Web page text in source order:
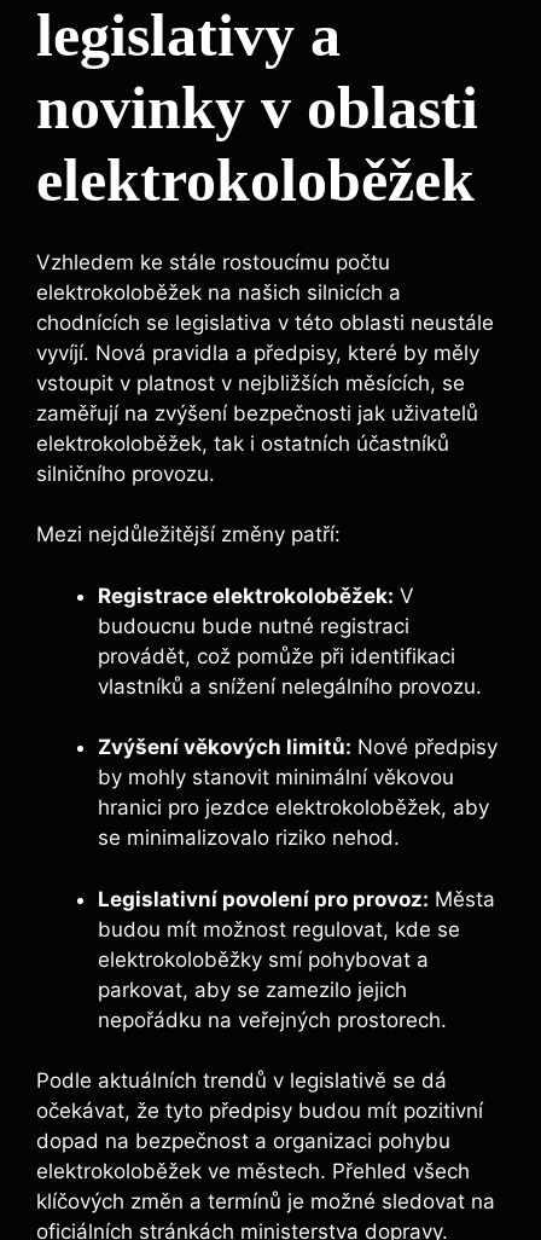
legislativy a
novinky v oblasti
elektrokoloběžek
Vzhledem ke stále rostoucímu počtu
elektrokoloběžek na našich silnicích a
chodnících se legislativa v této oblasti neustále
vyvíjí. Nová pravidla a předpisy, které by měly
vstoupit v platnost v nejbližších měsících, se
zaměřují na zvýšení bezpečnosti jak uživatelů
elektrokoloběžek, tak i ostatních účastníků
silničního provozu.
Mezi nejdůležitější změny patří:
Registrace elektrokoloběžek: V
budoucnu bude nutné registraci
provádět, což pomůže při identifikaci
vlastníků a snížení nelegálního provozu.
Zvýšení věkových limitů: Nové předpisy
by mohly stanovit minimální věkovou
hranici pro jezdce elektrokoloběžek, aby
se minimalizovalo riziko nehod.
Legislativní povolení pro provoz: Města
budou mít možnost regulovat, kde se
elektrokoloběžky smí pohybovat a
parkovat, aby se zamezilo jejich
nepořádku na veřejných prostorech.
Podle aktuálních trendů v legislativě se dá
očekávat, že tyto předpisy budou mít pozitivní
dopad na bezpečnost a organizaci pohybu
elektrokoloběžek ve městech. Přehled všech
klíčových změn a termínů je možné sledovat na
oficiálních stránkách ministerstva dopravy.